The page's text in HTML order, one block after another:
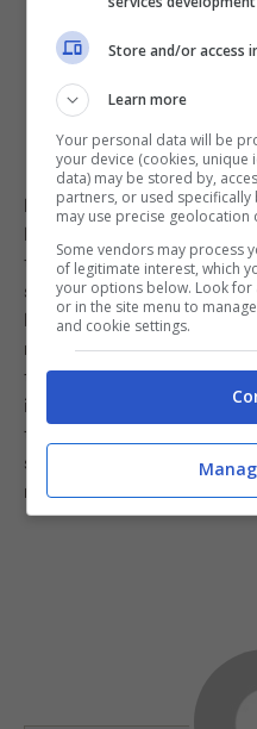
Ma in cosa consiste
Ebbene, se proprio non
tempi di lievitazione del
sfruttare il microonde per
Basterà sistemare
microonde e impostare
temperatura più bassa
intero per circa un quarto
tempo, sarà pronto alla
siete d’accordo? Ora non
risparmieremo un
Store and/or access
Learn more
Your personal data will be
your device (cookies,
data) may be stored by,
partners, or used
may use precise geolocation
Some vendors may process
of legitimate interest, which
your options below. Look
or in the site menu to
and cookie settings.